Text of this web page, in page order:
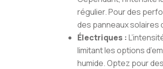
régulier. Pour des
des panneaux solaires
Électriques :
limitant les options
humide. Optez pour